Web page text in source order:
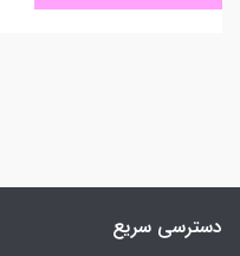
دسترسی سریع